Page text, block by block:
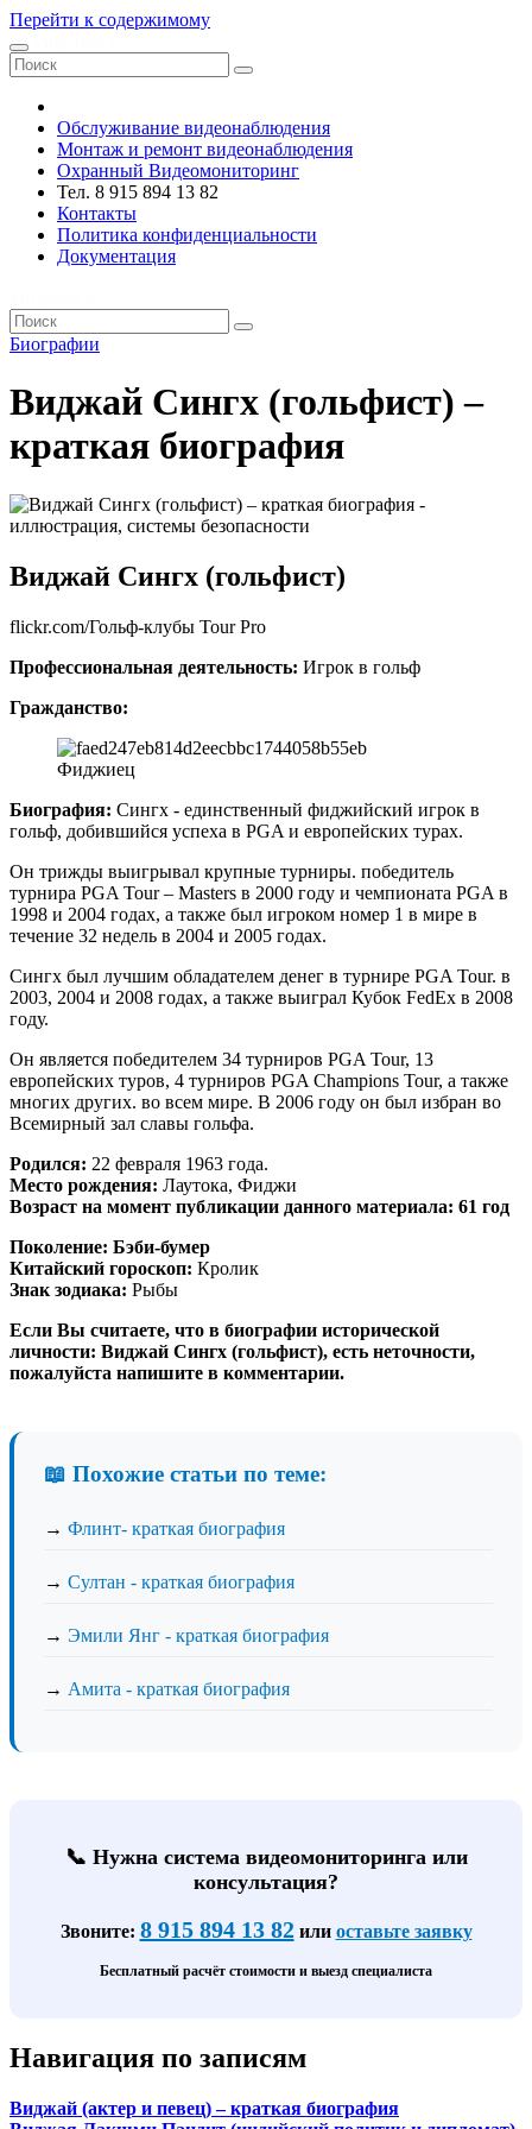
Перейти к содержимому
Обслуживание видеонаблюдения
Монтаж и ремонт видеонаблюдения
Охранный Видеомониторинг
Тел. 8 915 894 13 82
Контакты
Политика конфиденциальности
Документация
Биографии
Виджай Сингх (гольфист) –
краткая биография
Виджай Сингх (гольфист)
flickr.com/Гольф-клубы Tour Pro
Профессиональная деятельность: Игрок в гольф
Гражданство:
Фиджиец
Биография: Сингх - единственный фиджийский игрок в
гольф, добившийся успеха в PGA и европейских турах.
Он трижды выигрывал крупные турниры. победитель
турнира PGA Tour – Masters в 2000 году и чемпионата PGA в
1998 и 2004 годах, а также был игроком номер 1 в мире в
течение 32 недель в 2004 и 2005 годах.
Сингх был лучшим обладателем денег в турнире PGA Tour. в
2003, 2004 и 2008 годах, а также выиграл Кубок FedEx в 2008
году.
Он является победителем 34 турниров PGA Tour, 13
европейских туров, 4 турниров PGA Champions Tour, а также
многих других. во всем мире. В 2006 году он был избран во
Всемирный зал славы гольфа.
Родился: 22 февраля 1963 года.
Место рождения: Лаутока, Фиджи
Возраст на момент публикации данного материала: 61 год
Поколение: Бэби-бумер
Китайский гороскоп: Кролик
Знак зодиака: Рыбы
Если Вы считаете, что в биографии исторической
личности: Виджай Сингх (гольфист), есть неточности,
пожалуйста напишите в комментарии.
📖 Похожие статьи по теме:
→ Флинт- краткая биография
→ Султан - краткая биография
→ Эмили Янг - краткая биография
→ Амита - краткая биография
📞 Нужна система видеомониторинга или
консультация?
Звоните: 8 915 894 13 82или оставьте заявку
Бесплатный расчёт стоимости и выезд специалиста
Навигация по записям
Виджай (актер и певец) – краткая биография